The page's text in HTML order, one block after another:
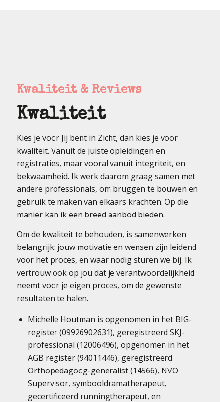
Kwaliteit & Reviews
Kwaliteit
Kies je voor Jij bent in Zicht, dan kies je voor
kwaliteit. Vanuit de juiste opleidingen en
registraties, maar vooral vanuit integriteit, en
bekwaamheid. Ik werk daarom graag samen met
andere professionals, om bruggen te bouwen en
gebruik te maken van elkaars krachten. Op die
manier kan ik een breed aanbod bieden.
Om de kwaliteit te behouden, is samenwerken
belangrijk: jouw motivatie en wensen zijn leidend
voor het proces, en waar nodig sturen we bij. Ik
vertrouw ook op jou dat je verantwoordelijkheid
neemt voor je eigen proces, om de gewenste
resultaten te halen.
Michelle Houtman is opgenomen in het BIG-
register (09926902631), geregistreerd SKJ-
professional (12006496), opgenomen in het
AGB register (94011446), geregistreerd
Orthopedagoog-generalist (14566), NVO
Supervisor, symbooldramatherapeut,
gecertificeerd runningtherapeut, en